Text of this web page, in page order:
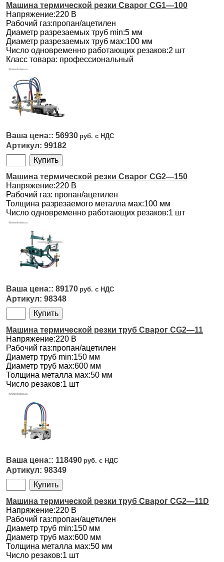
Машина термической резки Сварог CG1—100
Напряжение:220 В
Рабочий газ:пропан/ацетилен
Диаметр разрезаемых труб min:5 мм
Диаметр разрезаемых труб мах:100 мм
Число одновременно работающих резаков:2 шт
Класс товара: профессиональный
56930
99182
Машина термической резки Сварог CG2—150
Напряжение:220 В
Рабочий газ: пропан/ацетилен
Толщина разрезаемого металла мах:100 мм
Число одновременно работающих резаков:1 шт
89170
98348
Машина термической резки труб Сварог CG2—11
Напряжение:220 В
Рабочий газ:пропан/ацетилен
Диаметр труб min:150 мм
Диаметр труб мах:600 мм
Толщина металла мах:50 мм
Число резаков:1 шт
118490
98349
Машина термической резки труб Сварог CG2—11D
Напряжение:220 В
Рабочий газ:пропан/ацетилен
Диаметр труб min:150 мм
Диаметр труб мах:600 мм
Толщина металла мах:50 мм
Число резаков:1 шт